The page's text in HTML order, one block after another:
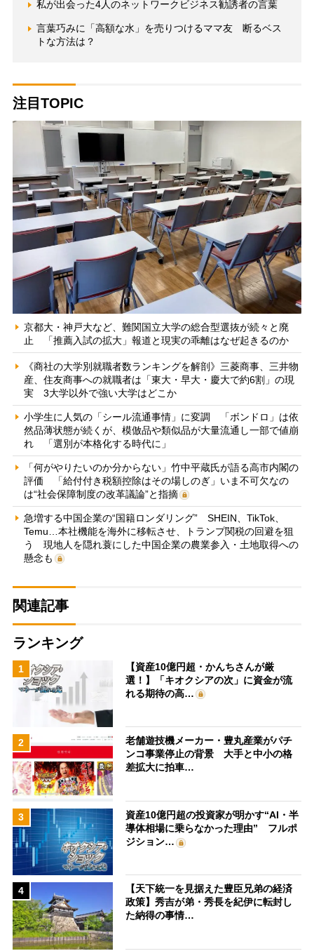
私が出会った4人のネットワークビジネス勧誘者の言葉
言葉巧みに「高額な水」を売りつけるママ友 断るベス
トな方法は？
注目TOPIC
京都大・神戸大など、難関国立大学の総合型選抜が続々と廃
止 「推薦入試の拡大」報道と現実の乖離はなぜ起きるのか
《商社の大学別就職者数ランキングを解剖》三菱商事、三井物
産、住友商事への就職者は「東大・早大・慶大で約6割」の現
実 3大学以外で強い大学はどこか
小学生に人気の「シール流通事情」に変調 「ボンドロ」は依
然品薄状態が続くが、模倣品や類似品が大量流通し一部で値崩
れ 「選別が本格化する時代に」
「何がやりたいのか分からない」竹中平蔵氏が語る高市内閣の
評価 「給付付き税額控除はその場しのぎ」いま不可欠なの
は“社会保障制度の改革議論”と指摘
急増する中国企業の“国籍ロンダリング” SHEIN、TikTok、
Temu…本社機能を海外に移転させ、トランプ関税の回避を狙
う 現地人を隠れ蓑にした中国企業の農業参入・土地取得への
懸念も
関連記事
ランキング
1
【資産10億円超・かんちさんが厳
選！】「キオクシアの次」に資金が流
れる期待の高…
2
老舗遊技機メーカー・豊丸産業がパチ
ンコ事業停止の背景 大手と中小の格
差拡大に拍車…
3
資産10億円超の投資家が明かす“AI・半
導体相場に乗らなかった理由” フルポ
ジション…
4
【天下統一を見据えた豊臣兄弟の経済
政策】秀吉が弟・秀長を紀伊に転封し
た納得の事情…